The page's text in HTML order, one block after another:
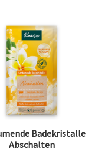
Badekristalle
Abschalten